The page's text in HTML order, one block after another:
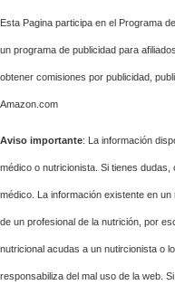
Esta Pagina participa en el Programa
un programa de publicidad para
obtener comisiones por publicidad,
Amazon.com
Aviso importante: La información
médico o nutricionista. Si tienes
médico. La información existente en
de un profesional de la nutrición, por
nutricional acudas a un nutircionista o
responsabiliza del mal uso de la web.